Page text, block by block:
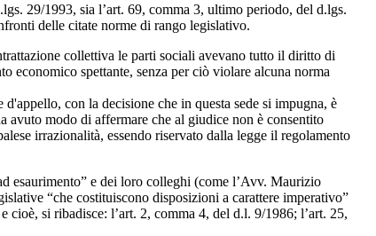
29/1993, sia l’art. 69, comma 3, ultimo periodo, del d.lgs.
delle citate norme di rango legislativo.
collettiva le parti sociali avevano tutto il diritto di
economico spettante, senza per ciò violare alcuna norma
con la decisione che in questa sede si impugna, è
avuto modo di affermare che al giudice non è consentito
irrazionalità, essendo riservato dalla legge il regolamento
esaurimento” e dei loro colleghi (come l’Avv. Maurizio
“che costituiscono disposizioni a carattere imperativo”
cioè, si ribadisce: l’art. 2, comma 4, del d.l. 9/1986; l’art. 25,